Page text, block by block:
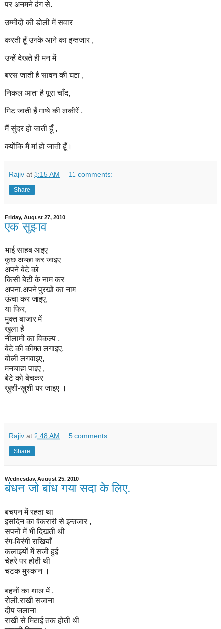
पर अनमने ढंग से.
उम्मीदों की डोली में सवार
करती हूँ उनके आने का इन्तजार ,
उन्हेंदेखतेही मन में
बरस जाती है सावन की घटा ,
निकल आता है पूरा चाँद,
मिट जाती हैं माथे की लकीरें ,
मैं सुंदर हो जाती हूँ ,
क्योंकिमैं मां हो जाती हूँ।
Rajiv at 3:15 AM 11 comments:
Share
Friday, August 27, 2010
एक सुझाव
भाईसाहब आइए
कुछ अच्छा कर जाइए
अपने बेटे को
किसी बेटीके नाम कर
अपना,अपने पुरखों का नाम
ऊंचा कर जाइए,
या फिर,
मुक्त बाजार में
खुला है
नीलामी का विकल्प ,
बेटे की कीमत लगाइए,
बोली लगवाइए,
मनचाहा पाइए ,
बेटे को बेचकर
ख़ुशी-ख़ुशी घर जाइए ।
Rajiv at 2:48 AM 5 comments:
Share
Wednesday, August 25, 2010
बंधन जो बांध गया सदा के लिए.
बचपन में रहता था
इसदिन का बेकरारी से इन्तजार ,
सपनों में भी दिखती थी
रंग-बिरंगी राखियाँ
कलाइयों में सजी हुई
चेहरे पर होती थी
चटक मुस्कान ।
बहनों का थाल में ,
रोली,राखी सजाना
दीप जलाना,
राखी से मिठाई तक होती थी